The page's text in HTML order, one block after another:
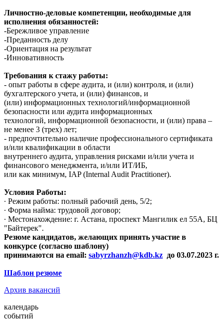
Личностно-деловые компетенции, необходимые для
исполнения обязанностей:
-Бережливое управление
-Преданность делу
-Ориентация на результат
-Инновативность
Требования к стажу работы:
- опыт работы в сфере аудита, и (или) контроля, и (или)
бухгалтерского учета, и (или) финансов, и
(или) информационных технологий/информационной
безопасности или аудита информационных
технологий, информационной безопасности, и (или) права –
не менее 3 (трех) лет;
- предпочтительно наличие профессионального сертификата
и/или квалификации в области
внутреннего аудита, управления рисками и/или учета и
финансового менеджмента, и/или ИТ/ИБ,
или как минимум, IAP (Internal Audit Practitioner).
Условия Работы:
∙ Режим работы: полный рабочий день, 5/2;
∙ Форма найма: трудовой договор;
∙ Местонахождение: г. Астана, проспект Мангилик ел 55А, БЦ
"Байтерек".
Резюме кандидатов, желающих принять участие в
конкурсе (согласно шаблону)
принимаются на email: sabyrzhanzh@kdb.kz до 03.07.2023 г.
Шаблон резюме
Архив вакансий
календарь
событий